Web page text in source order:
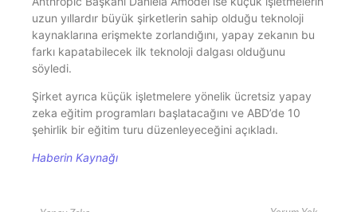
uzun yıllardır büyük şirketlerin sahip olduğu teknoloji
kaynaklarına erişmekte zorlandığını, yapay zekanın bu
farkı kapatabilecek ilk teknoloji dalgası olduğunu
söyledi.
Şirket ayrıca küçük işletmelere yönelik ücretsiz yapay
zeka eğitim programları başlatacağını ve ABD’de 10
şehirlik bir eğitim turu düzenleyeceğini açıkladı.
Haberin Kaynağı